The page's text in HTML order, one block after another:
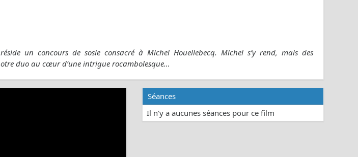
un concours de sosie consacré à Michel Houellebecq. Michel s’y rend, mais des
duo au cœur d’une intrigue rocambolesque…
Séances
Il n'y a aucunes séances pour ce film